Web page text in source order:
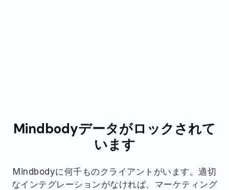
Mindbodyデータがロックされて
います
Mindbodyに何千ものクライアントがいます。適切
なインテグレーションがなければ、マーケティング